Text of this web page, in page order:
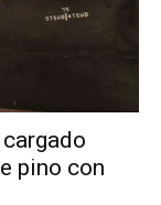
pino con